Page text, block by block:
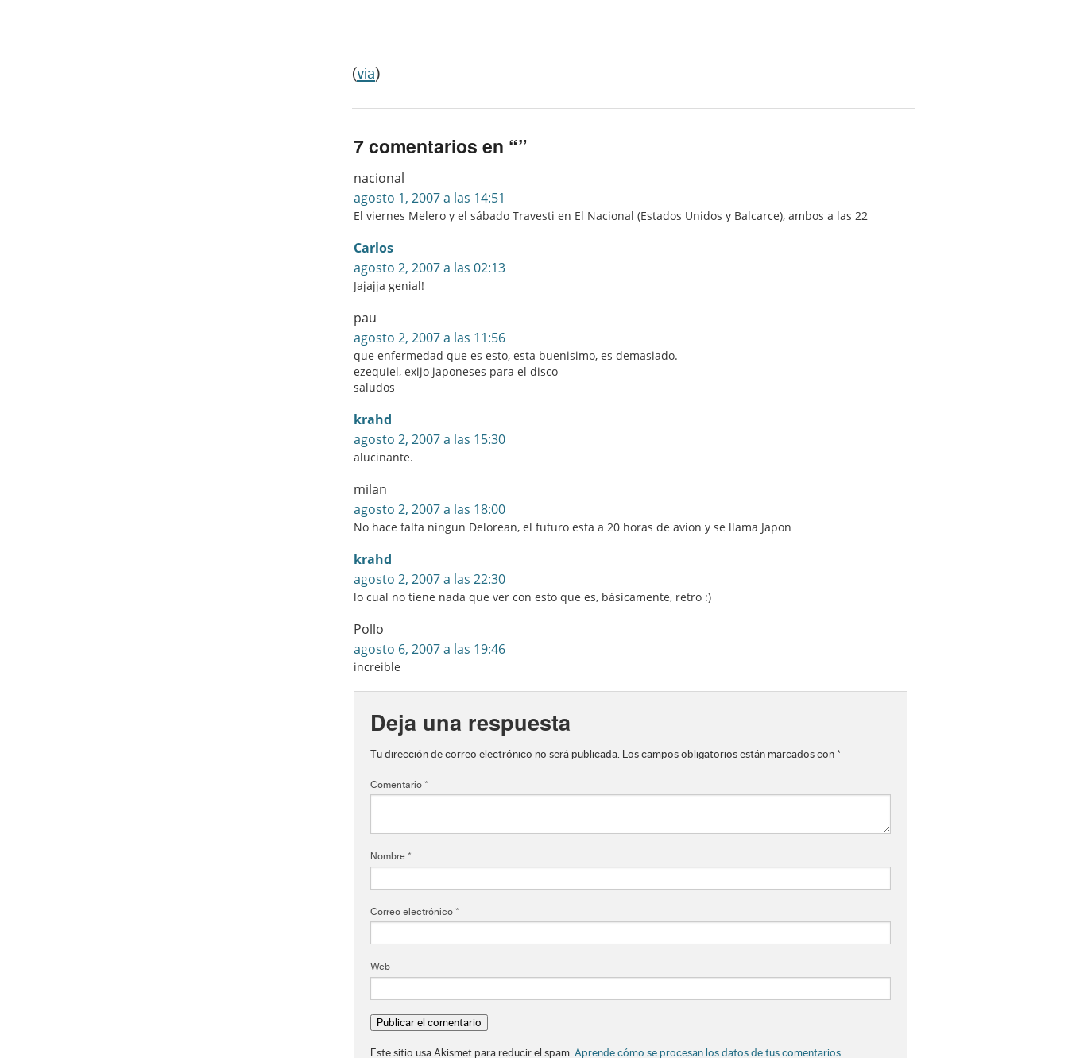
(via)
7 comentarios en “”
nacional
agosto 1, 2007 a las 14:51
El viernes Melero y el sábado Travesti en El Nacional (Estados Unidos y Balcarce), ambos a las 22
Carlos
agosto 2, 2007 a las 02:13
Jajajja genial!
pau
agosto 2, 2007 a las 11:56
que enfermedad que es esto, esta buenisimo, es demasiado.
ezequiel, exijo japoneses para el disco
saludos
krahd
agosto 2, 2007 a las 15:30
alucinante.
milan
agosto 2, 2007 a las 18:00
No hace falta ningun Delorean, el futuro esta a 20 horas de avion y se llama Japon
krahd
agosto 2, 2007 a las 22:30
lo cual no tiene nada que ver con esto que es, básicamente, retro :)
Pollo
agosto 6, 2007 a las 19:46
increible
Deja una respuesta
Tu dirección de correo electrónico no será publicada. Los campos obligatorios están marcados con *
Comentario *
Nombre *
Correo electrónico *
Web
Este sitio usa Akismet para reducir el spam. Aprende cómo se procesan los datos de tus comentarios.